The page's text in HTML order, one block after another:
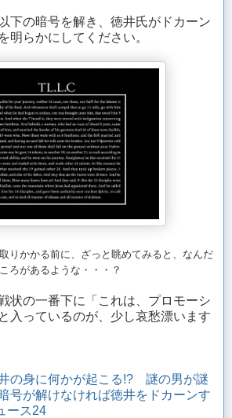
下の暗号を解き、徳井氏がドカーン
明らかにしてください。
りかかる前に、ざっと眺めてみると、なんだ
ろがあるような・・・？
状の一番下に「これは、プロモーシ
入っているのが、少し哀愁漂います
の身に何かが起こる!? 謎の男が謎
号が解けなければ徳井をドカーンす
ース24